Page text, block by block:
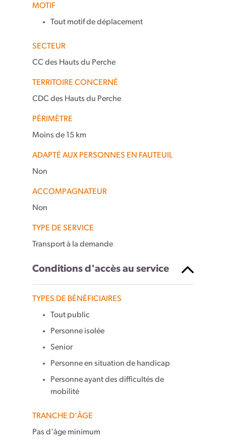
MOTIF
Tout motif de déplacement
SECTEUR
CC des Hauts du Perche
TERRITOIRE CONCERNÉ
CDC des Hauts du Perche
PÉRIMÈTRE
Moins de 15 km
ADAPTÉ AUX PERSONNES EN FAUTEUIL
Non
ACCOMPAGNATEUR
Non
TYPE DE SERVICE
Transport à la demande
Conditions d'accès au service
TYPES DE BÉNÉFICIAIRES
Tout public
Personne isolée
Senior
Personne en situation de handicap
Personne ayant des difficultés de
mobilité
TRANCHE D'ÂGE
Pas d'âge minimum